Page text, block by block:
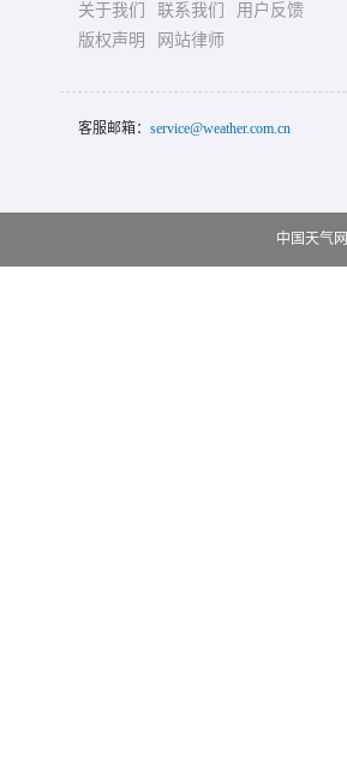
关于我们 联系我们
用户反馈
版权声明
网站律师
客服邮箱： service@weather.com.cn
中国天气